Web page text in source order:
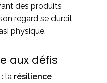
des produits
regard se durcit
physique.
aux défis
la résilience